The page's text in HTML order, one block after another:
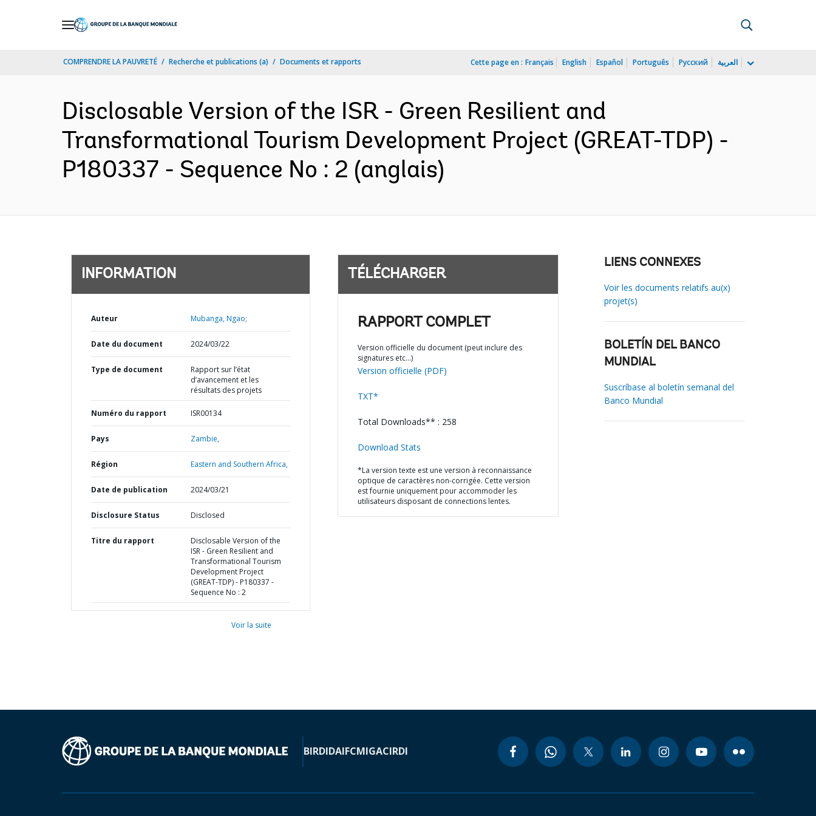
COMPRENDRE LA PAUVRETÉ Recherche et publications (a) Documents et rapports Cette page en : Français English Español Português Русский العربية
Disclosable Version of the ISR - Green Resilient and
Transformational Tourism Development Project (GREAT-TDP) -
P180337 - Sequence No : 2 (anglais)
INFORMATION
Auteur Mubanga, Ngao;
Date du document 2024/03/22
Type de document
Rapport sur l’état
d’avancement et les
résultats des projets
Numéro du rapport ISR00134
Pays Zambie,
Région Eastern and Southern Africa,
Date de publication 2024/03/21
Disclosure Status Disclosed
Titre du rapport
Disclosable Version of the
ISR - Green Resilient and
Transformational Tourism
Development Project
(GREAT-TDP) - P180337 -
Sequence No : 2
Voir la suite
TÉLÉCHARGER
RAPPORT COMPLET
Version officielle du document (peut inclure des
signatures etc…)
Version officielle (PDF)
TXT*
Total Downloads** : 258
Download Stats
*La version texte est une version à reconnaissance
optique de caractères non-corrigée. Cette version
est fournie uniquement pour accommoder les
utilisateurs disposant de connections lentes.
LIENS CONNEXES
Voir les documents relatifs au(x)
projet(s)
BOLETÍN DEL BANCO
MUNDIAL
Suscríbase al boletín semanal del
Banco Mundial
BIRDIDAIFCMIGACIRDI